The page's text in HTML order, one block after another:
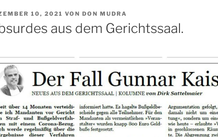
10, 2021 VON DON MUDRA
aus dem Gerichtssaal.